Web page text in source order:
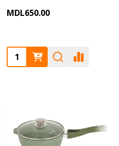
MDL650.00
Quantity: